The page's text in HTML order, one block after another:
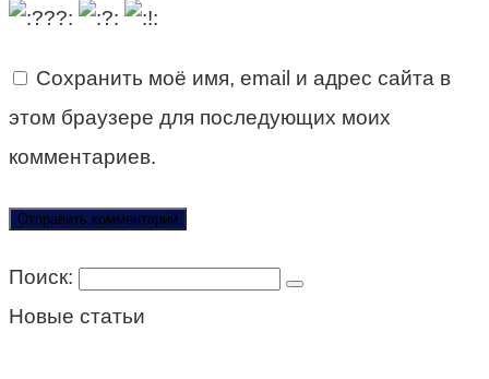
Сохранить моё имя, email и адрес сайта в
этом браузере для последующих моих
комментариев.
Поиск:
Новые статьи